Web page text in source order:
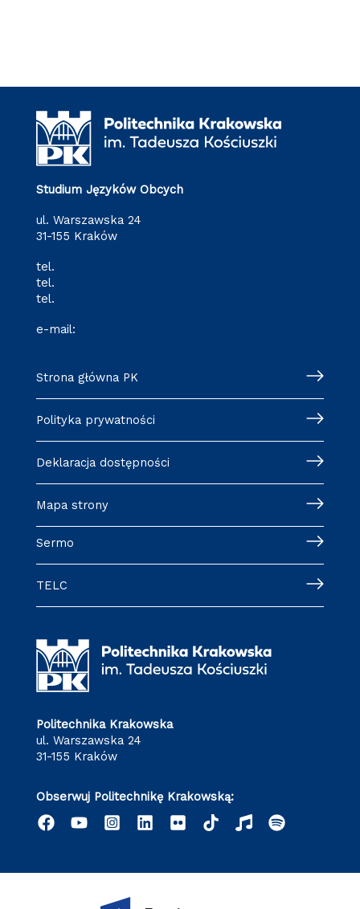
Studium Języków Obcych
ul. Warszawska 24
31-155 Kraków
tel.
tel.
tel.
e-mail:
Strona główna PK
Polityka prywatności
Deklaracja dostępności
Mapa strony
Sermo
TELC
Politechnika Krakowska
ul. Warszawska 24
31-155 Kraków
Obserwuj Politechnikę Krakowską: